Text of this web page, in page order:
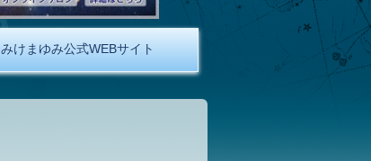
みけまゆみ公式WEBサイト